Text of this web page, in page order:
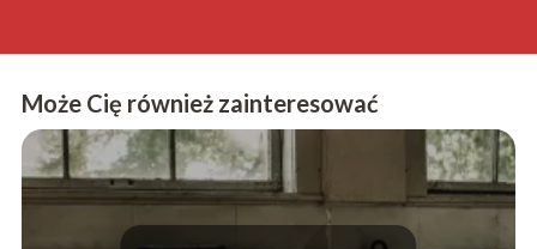
Może Cię również zainteresować